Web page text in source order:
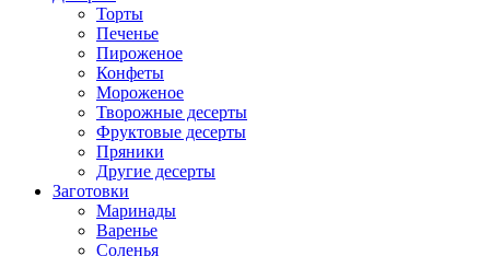
Торты
Печенье
Пироженое
Конфеты
Мороженое
Творожные десерты
Фруктовые десерты
Пряники
Другие десерты
Заготовки
Маринады
Варенье
Соленья